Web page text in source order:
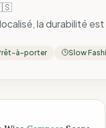
la durabilité
à-porter Slow